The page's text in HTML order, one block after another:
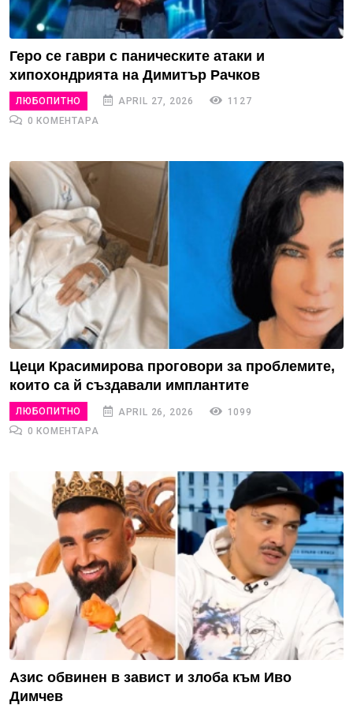
Геро се гаври с паническите атаки и
хипохондрията на Димитър Рачков
ЛЮБОПИТНО APRIL 27, 2026
1127
0 КОМЕНТАРА
Цеци Красимирова проговори за проблемите,
които са й създавали имплантите
ЛЮБОПИТНО APRIL 26, 2026
1099
0 КОМЕНТАРА
Азис обвинен в завист и злоба към Иво
Димчев